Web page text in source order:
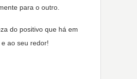
para o outro.
do positivo que há em
ao seu redor!